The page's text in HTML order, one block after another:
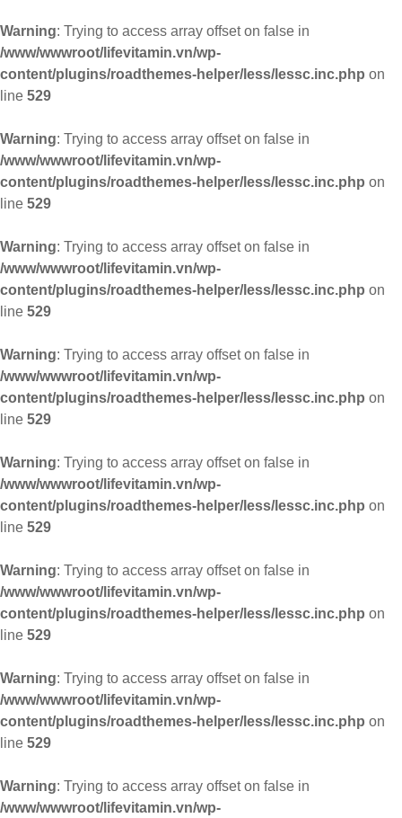
Warning: Trying to access array offset on false in
/www/wwwroot/lifevitamin.vn/wp-
content/plugins/roadthemes-helper/less/lessc.inc.php on
line 529
Warning: Trying to access array offset on false in
/www/wwwroot/lifevitamin.vn/wp-
content/plugins/roadthemes-helper/less/lessc.inc.php on
line 529
Warning: Trying to access array offset on false in
/www/wwwroot/lifevitamin.vn/wp-
content/plugins/roadthemes-helper/less/lessc.inc.php on
line 529
Warning: Trying to access array offset on false in
/www/wwwroot/lifevitamin.vn/wp-
content/plugins/roadthemes-helper/less/lessc.inc.php on
line 529
Warning: Trying to access array offset on false in
/www/wwwroot/lifevitamin.vn/wp-
content/plugins/roadthemes-helper/less/lessc.inc.php on
line 529
Warning: Trying to access array offset on false in
/www/wwwroot/lifevitamin.vn/wp-
content/plugins/roadthemes-helper/less/lessc.inc.php on
line 529
Warning: Trying to access array offset on false in
/www/wwwroot/lifevitamin.vn/wp-
content/plugins/roadthemes-helper/less/lessc.inc.php on
line 529
Warning: Trying to access array offset on false in
/www/wwwroot/lifevitamin.vn/wp-